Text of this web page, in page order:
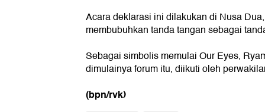
Acara deklarasi ini dilakukan di Nusa
membubuhkan tanda tangan sebagai
Sebagai simbolis memulai Our Eyes,
dimulainya forum itu, diikuti oleh
(bpn/rvk)